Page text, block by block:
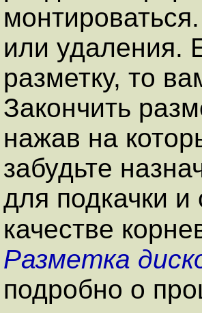
или удаления.
разметку, то
Закончить
нажав на
забудьте
для подкачки
качестве
Разметка
подробно о